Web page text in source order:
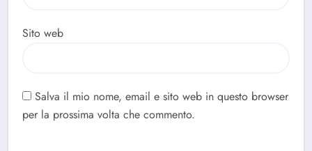
Sito web
Salva il mio nome, email e sito web in questo browser
per la prossima volta che commento.